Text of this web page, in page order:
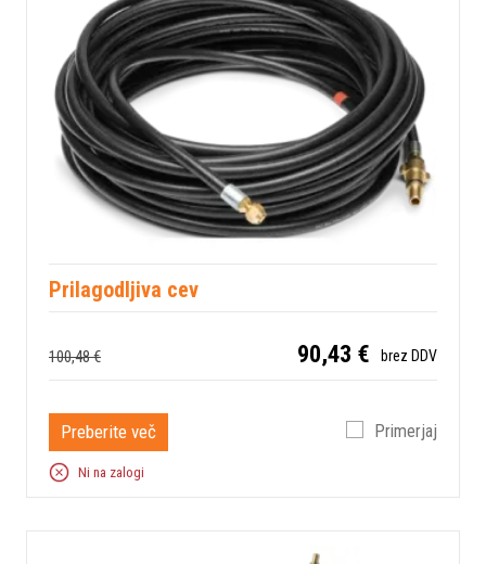
Prilagodljiva cev
100,48 € 90,43 € brez DDV
Preberite več Primerjaj
Ni na zalogi